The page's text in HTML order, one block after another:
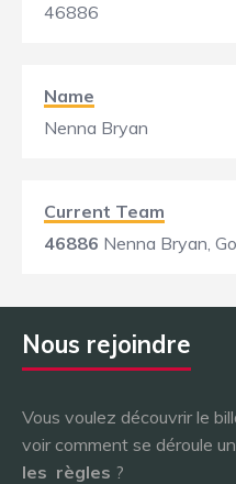
46886
Name
Nenna Bryan
Current Team
46886 Nenna Bryan,
Nous rejoindre
Vous voulez découvrir le
voir comment se déroule
les règles ?